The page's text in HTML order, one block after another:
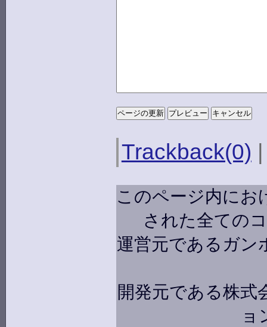
Trackback(0)
このページ内にお
された全ての
運営元であるガン
開発元である株式
ョ